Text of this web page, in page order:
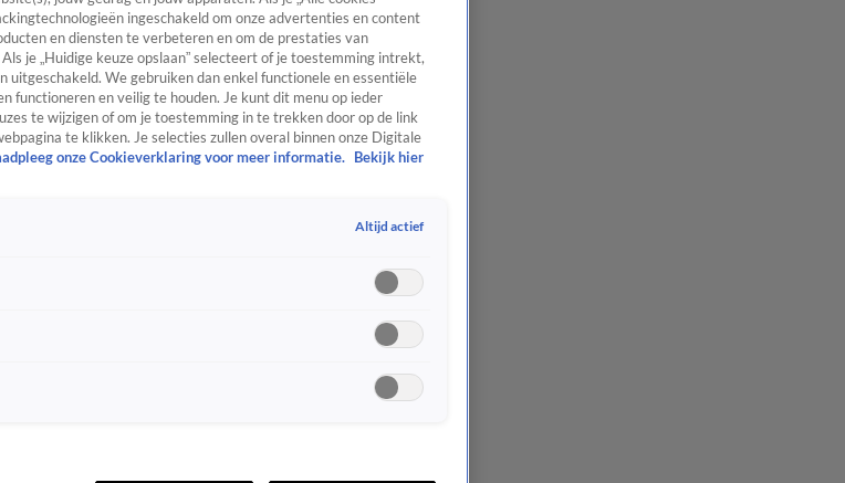
ingeschakeld om onze advertenties en content
en diensten te verbeteren en om de prestaties van
je „Huidige keuze opslaan” selecteert of je toestemming intrekt,
uitgeschakeld. We gebruiken dan enkel functionele en essentiële
functioneren en veilig te houden. Je kunt dit menu op ieder
te wijzigen of om je toestemming in te trekken door op de link
te klikken. Je selecties zullen overal binnen onze Digitale
onze Cookieverklaring voor meer informatie.
Bekijk hier
Altijd actief